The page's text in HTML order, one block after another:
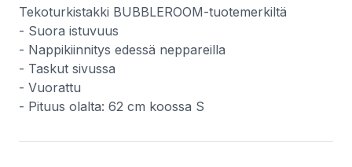
Tekoturkistakki BUBBLEROOM-tuotemerkiltä
- Suora istuvuus
- Nappikiinnitys edessä neppareilla
- Taskut sivussa
- Vuorattu
- Pituus olalta: 62 cm koossa S